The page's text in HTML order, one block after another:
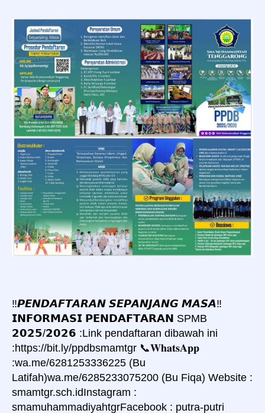
MURID
BARU
(SPMB)
2025/2025
‼️𝙋𝙀𝙉𝘿𝘼𝙁𝙏𝘼𝙍𝘼𝙉 𝙎𝙀𝙋𝘼𝙉𝙅𝘼𝙉𝙂 𝙈𝘼𝙎𝘼‼️
𝗜𝗡𝗙𝗢𝗥𝗠𝗔𝗦𝗜 𝗣𝗘𝗡𝗗𝗔𝗙𝗧𝗔𝗥𝗔𝗡 SPMB
𝟮𝟬𝟮𝟱/𝟮𝟬𝟮𝟲 :Link pendaftaran dibawah ini
:https://bit.ly/ppdbsmamtgr 📞𝐖𝐡𝐚𝐭𝐬𝐀𝐩𝐩
:wa.me/6281253336225 (Bu
Latifah)wa.me/6285233075200 (Bu Fiqa) Website :
smamtgr.sch.idInstagram :
smamuhammadiyahtgrFacebook : putra-putri